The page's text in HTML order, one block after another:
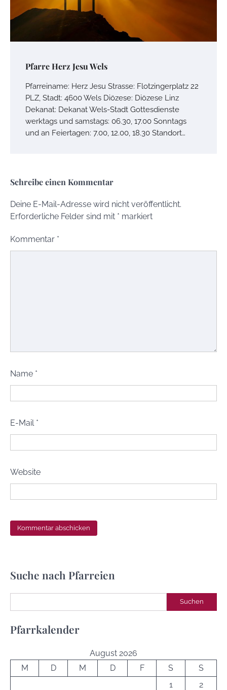
Pfarre Herz Jesu Wels
Pfarreiname: Herz Jesu Strasse: Flotzingerplatz 22
PLZ, Stadt: 4600 Wels Diözese: Diözese Linz
Dekanat: Dekanat Wels-Stadt Gottesdienste
werktags und samstags: 06.30, 17.00 Sonntags
und an Feiertagen: 7.00, 12.00, 18.30 Standort…
Schreibe einen Kommentar
Deine E-Mail-Adresse wird nicht veröffentlicht.
Erforderliche Felder sind mit * markiert
Kommentar *
Name *
E-Mail *
Website
Suche nach Pfarreien
Suchen
Pfarrkalender
August 2026
M
D M D F S
S
1
2